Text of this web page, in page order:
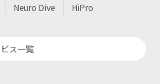
Neuro Dive HiPro
ス一覧